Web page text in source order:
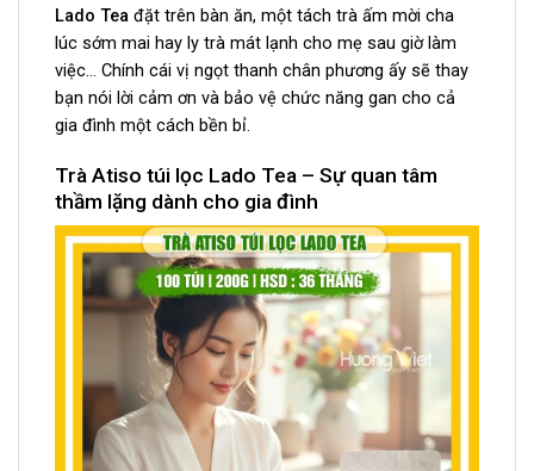
Lado Tea đặt trên bàn ăn, một tách trà ấm mời cha
lúc sớm mai hay ly trà mát lạnh cho mẹ sau giờ làm
việc… Chính cái vị ngọt thanh chân phương ấy sẽ thay
bạn nói lời cảm ơn và bảo vệ chức năng gan cho cả
gia đình một cách bền bỉ.
Trà Atiso túi lọc Lado Tea – Sự quan tâm
thầm lặng dành cho gia đình